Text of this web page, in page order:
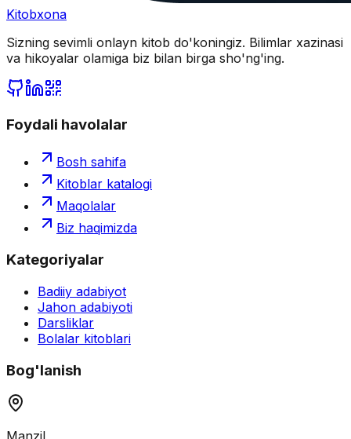
Kitobxona
Sizning sevimli onlayn kitob do'koningiz. Bilimlar xazinasi
va hikoyalar olamiga biz bilan birga sho'ng'ing.
Foydali havolalar
Bosh sahifa
Kitoblar katalogi
Maqolalar
Biz haqimizda
Kategoriyalar
Badiiy adabiyot
Jahon adabiyoti
Darsliklar
Bolalar kitoblari
Bog'lanish